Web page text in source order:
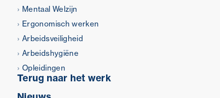
Mentaal Welzijn
Ergonomisch werken
Arbeidsveiligheid
Arbeidshygiëne
Opleidingen
Terug naar het werk